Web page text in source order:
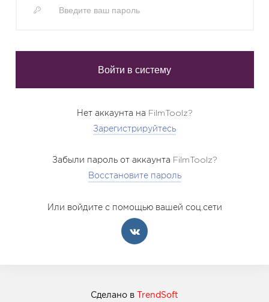
Нет аккаунта на FilmToolz?
Зарегистрируйтесь
Забыли пароль от аккаунта FilmToolz?
Восстановите пароль
Или войдите с помощью вашей соц.сети
Сделано в TrendSoft